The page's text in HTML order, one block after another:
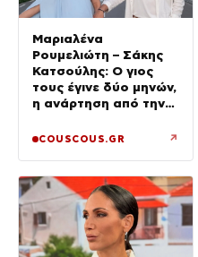
Μαριαλένα
Ρουμελιώτη – Σάκης
Κατσούλης: Ο γιος
τους έγινε δύο μηνών,
η ανάρτηση από την
COUSCOUS.GR ↗